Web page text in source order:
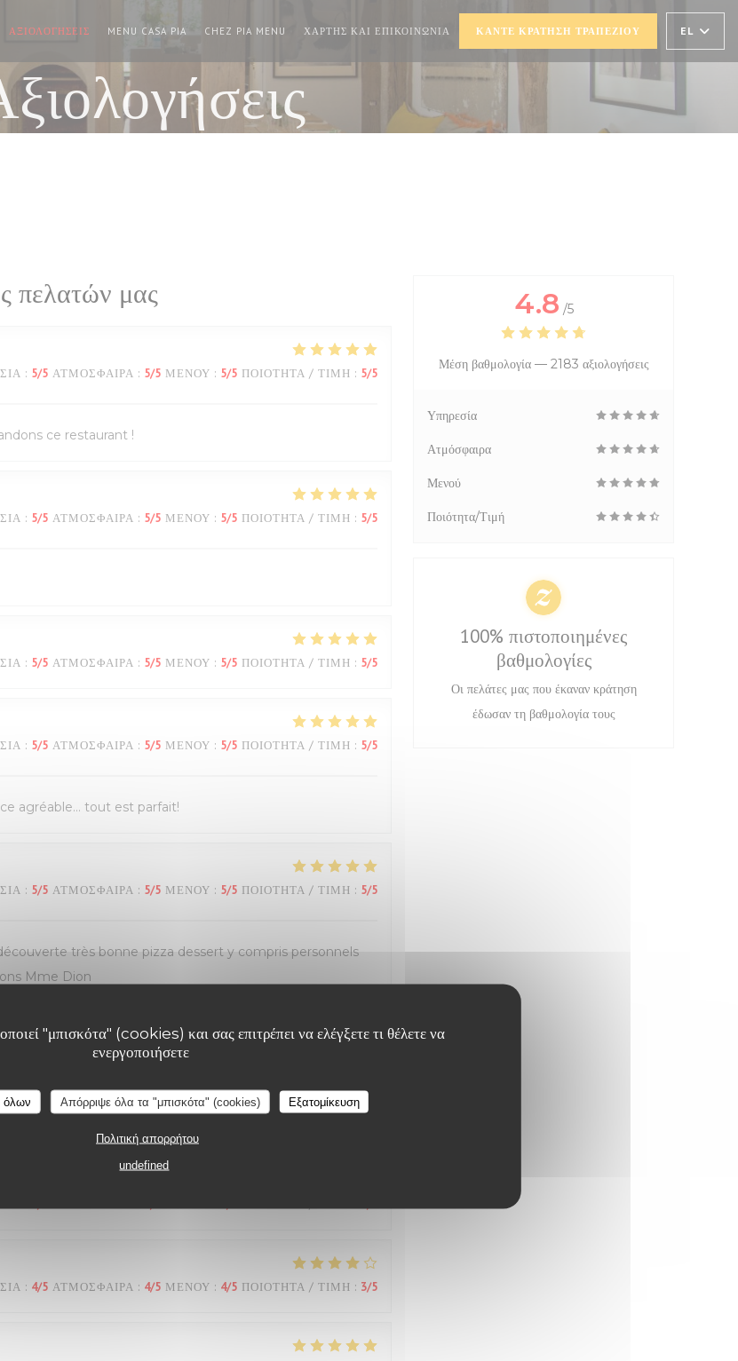
"μπισκότα" (cookies) και σας επιτρέπει να ελέγξετε τι θέλετε να
ενεργοποιήσετε
όλων Απόρριψε όλα τα "μπισκότα" (cookies) Εξατομίκευση
Πολιτική απορρήτου
undefined
ΑΞΙΟΛΟΓΉΣΕΙΣ MENU CASA PIA ((ΑΝΟΊΓΕΙ ΣΕ ΝΈΟ ΠΑΡΆΘΥΡΟ))
CHEZ PIA MENU ((ΑΝΟΊΓΕΙ ΣΕ ΝΈΟ ΠΑΡΆΘΥΡΟ))
ΧΆΡΤΗΣ ΚΑΙ ΕΠΙΚΟΙΝΩΝΊΑ ΚΆΝΤΕ ΚΡΆΤΗΣΗ ΤΡΑΠΕΖΙΟΎ EL
πελατών μας
: 5/5 ΑΤΜΌΣΦΑΙΡΑ : 5/5 ΜΕΝΟΎ : 5/5 ΠΟΙΌΤΗΤΑ / ΤΙΜΉ : 5/5
ce restaurant !
: 5/5 ΑΤΜΌΣΦΑΙΡΑ : 5/5 ΜΕΝΟΎ : 5/5 ΠΟΙΌΤΗΤΑ / ΤΙΜΉ : 5/5
: 5/5 ΑΤΜΌΣΦΑΙΡΑ : 5/5 ΜΕΝΟΎ : 5/5 ΠΟΙΌΤΗΤΑ / ΤΙΜΉ : 5/5
: 5/5 ΑΤΜΌΣΦΑΙΡΑ : 5/5 ΜΕΝΟΎ : 5/5 ΠΟΙΌΤΗΤΑ / ΤΙΜΉ : 5/5
agréable… tout est parfait!
: 5/5 ΑΤΜΌΣΦΑΙΡΑ : 5/5 ΜΕΝΟΎ : 5/5 ΠΟΙΌΤΗΤΑ / ΤΙΜΉ : 5/5
très bonne pizza dessert y compris personnels
Mme Dion
ΑΤΜΌΣΦΑΙΡΑ: 5/5 ΜΕΝΟΎ
: 4/5 ΑΤΜΌΣΦΑΙΡΑ : 4/5 ΜΕΝΟΎ : 4/5 ΠΟΙΌΤΗΤΑ / ΤΙΜΉ : 3/5
4.8 /5
Μέση βαθμολογία — 2183 αξιολογήσεις
Υπηρεσία
Ατμόσφαιρα
Μενού
Ποιότητα/Τιμή
100% πιστοποιημένες
βαθμολογίες
Οι πελάτες μας που έκαναν κράτηση
έδωσαν τη βαθμολογία τους